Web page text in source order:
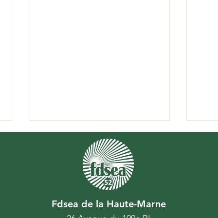
Réagir face aux loups
Fdsea de la Haute-Marne